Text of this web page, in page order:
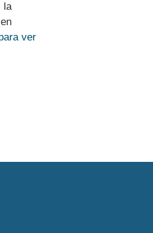
la
ver